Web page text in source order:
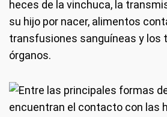
heces de la vinchuca, la
su hijo por nacer, alimentos
transfusiones sanguíneas y los
órganos.